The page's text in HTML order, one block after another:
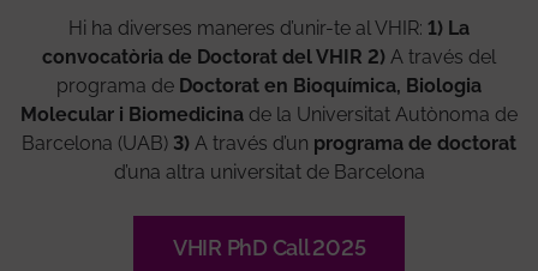
Hi ha diverses maneres d’unir-te al VHIR: 1) La
convocatòria de Doctorat del VHIR 2) A través del
programa de Doctorat en Bioquímica, Biologia
Molecular i Biomedicina de la Universitat Autònoma de
Barcelona (UAB) 3) A través d’un programa de doctorat
d’una altra universitat de Barcelona
VHIR PhD Call 2025